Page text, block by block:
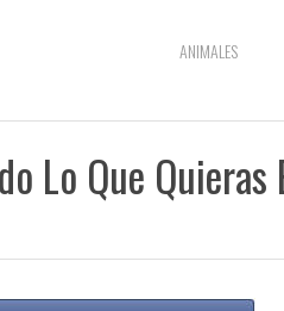
ANIMALES
Lo Que Quieras